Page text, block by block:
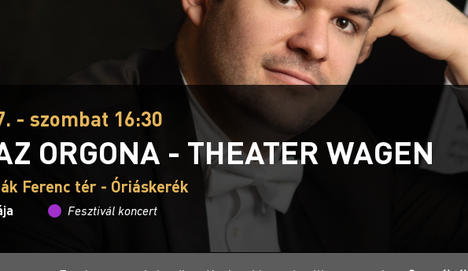
- szombat 16:30
ORGONA - THEATER WAGEN
Ferenc tér - Óriáskerék
Fesztivál koncert